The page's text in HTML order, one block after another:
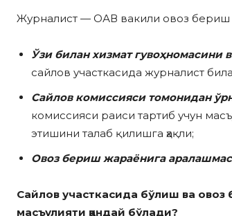
Журналист — ОАВ вакили овоз бериш
Ўзи билан хизмат
сайлов участкасида журналист
Сайлов комиссияси томонидан
комиссияси раиси тартиб учун
этишини талаб қилишга ҳақли;
Овоз бериш жараёнига
Сайлов участкасида бўлиш ва
масъулияти қандай бўлади?